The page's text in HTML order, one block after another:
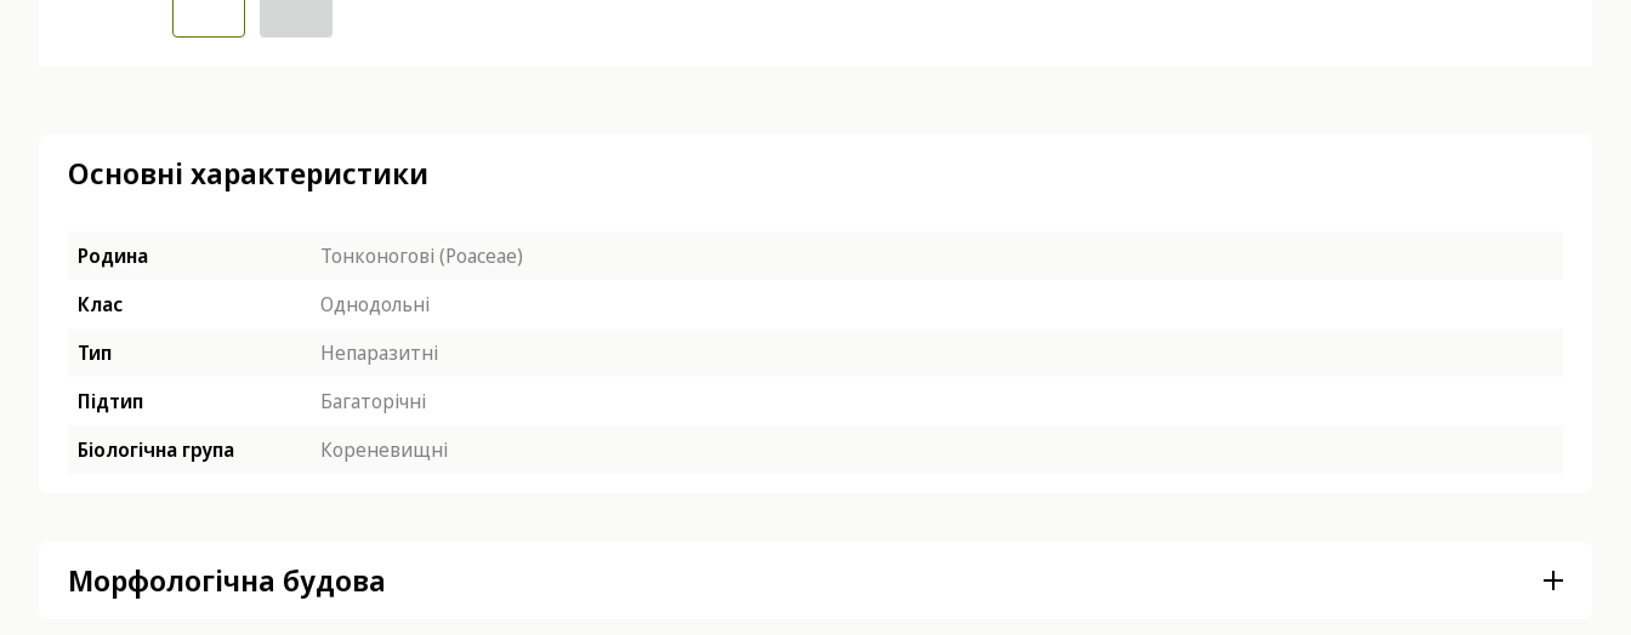
Основні характеристики
Родина
Тонконогові (Poaceae)
Клас
Однодольні
Тип
Непаразитні
Підтип
Багаторічні
Біологічна група
Кореневищні
Морфологічна будова